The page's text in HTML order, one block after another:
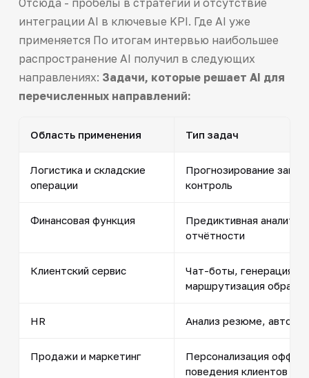
интеграции AI в ключевые KPI. Где AI уже
применяется По итогам интервью наибольшее
распространение AI получил в следующих
направлениях: Задачи, которые решает AI для
перечисленных направлений:
Область применения Тип задач
Логистика и складские
операции
Прогнозирование
контроль
Финансовая функция
Предиктивная
отчётности
Клиентский сервис
Чат-боты, генерация
маршрутизация
HR Анализ резюме,
Продажи и маркетинг
Персонализация
поведения клиентов